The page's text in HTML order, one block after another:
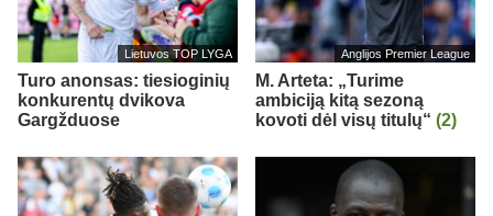
Lietuvos TOP LYGA
Turo anonsas: tiesioginių
konkurentų dvikova
Gargžduose
Anglijos Premier League
M. Arteta: „Turime
ambiciją kitą sezoną
kovoti dėl visų titulų“ (2)